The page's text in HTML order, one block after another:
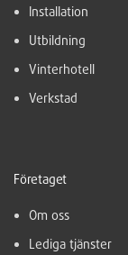
Installation
Utbildning
Vinterhotell
Verkstad
Företaget
Om oss
Lediga tjänster